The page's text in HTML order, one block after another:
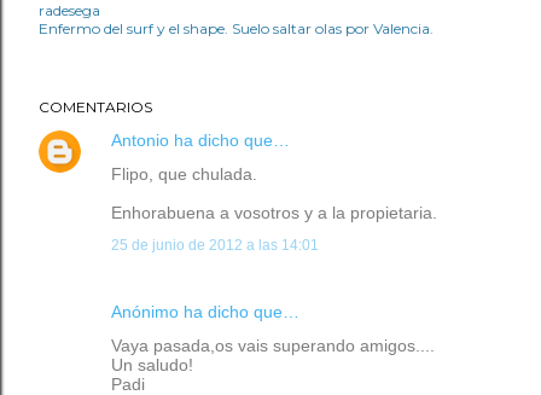
radesega
Enfermo del surf y el shape. Suelo saltar olas por Valencia.
COMENTARIOS
Antonio ha dicho que…
Flipo, que chulada.
Enhorabuena a vosotros y a la propietaria.
25 de junio de 2012 a las 14:01
Anónimo ha dicho que…
Vaya pasada,os vais superando amigos....
Un saludo!
Padi